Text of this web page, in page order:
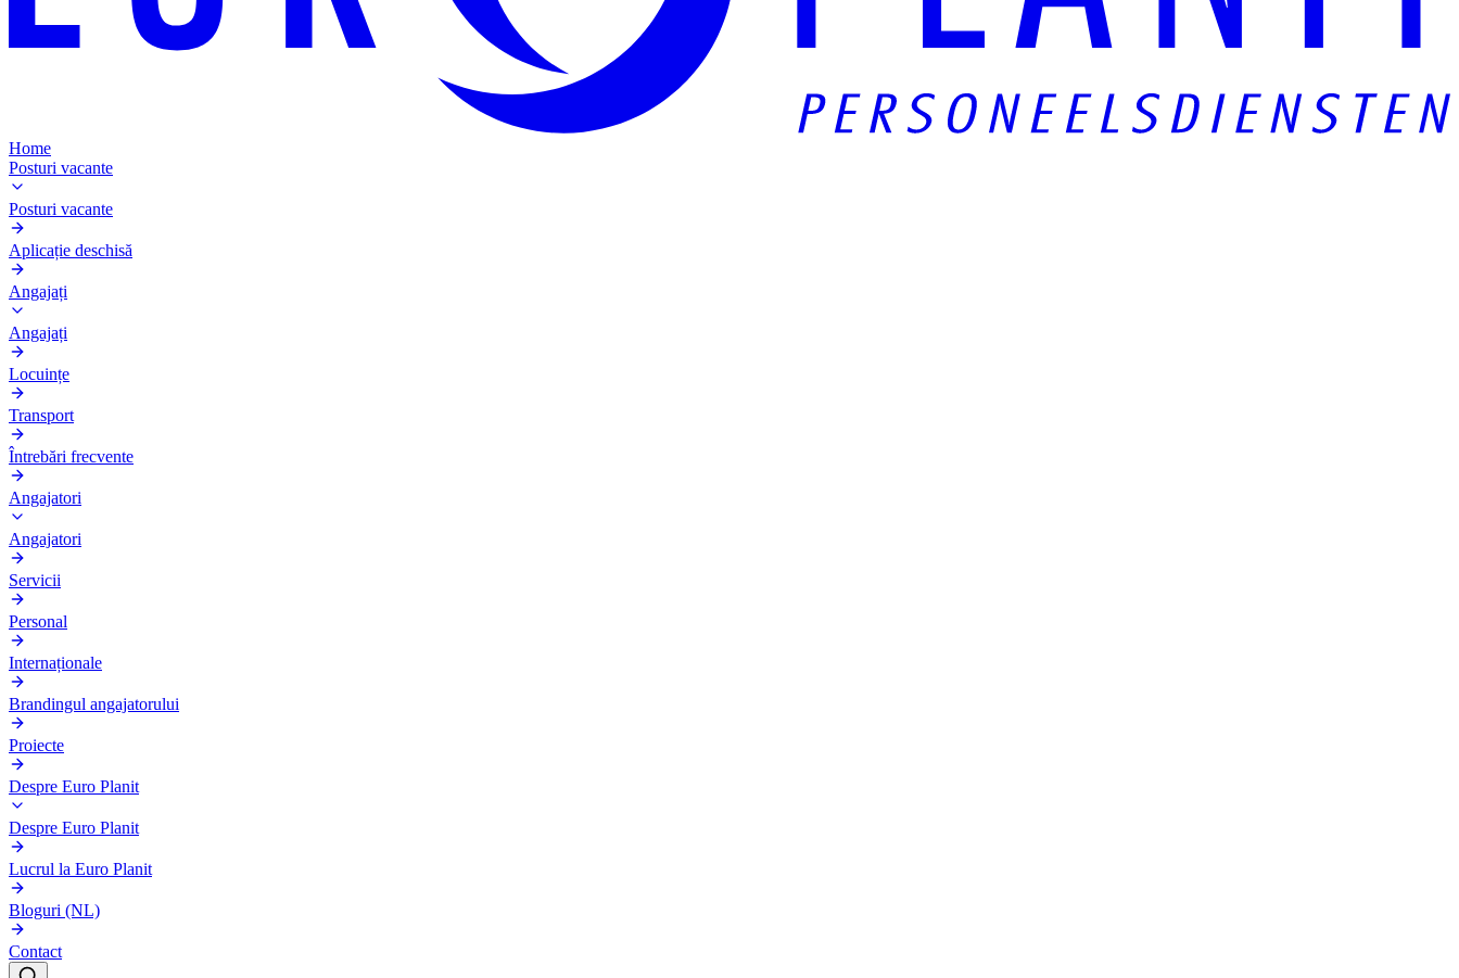
Home
Posturi vacante
Posturi vacante
Aplicație deschisă
Angajați
Angajați
Locuințe
Transport
Întrebări frecvente
Angajatori
Angajatori
Servicii
Personal
Internaționale
Brandingul angajatorului
Proiecte
Despre Euro Planit
Despre Euro Planit
Lucrul la Euro Planit
Bloguri (NL)
Contact